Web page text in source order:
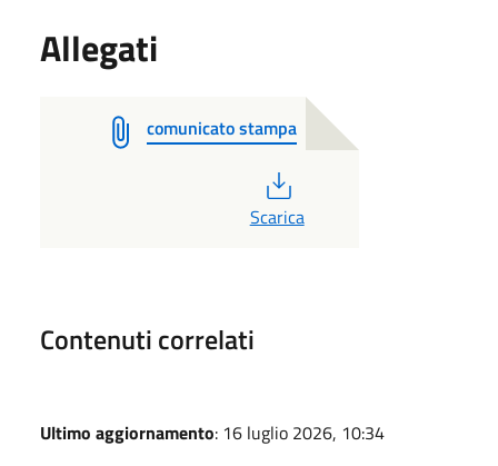
Allegati
comunicato stampa
Scarica
Contenuti correlati
Ultimo aggiornamento: 16 luglio 2026, 10:34